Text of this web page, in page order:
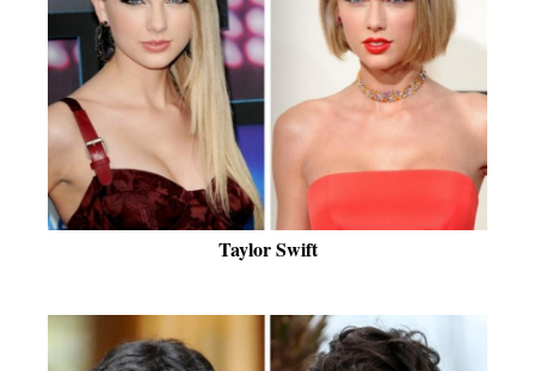
Taylor Swift